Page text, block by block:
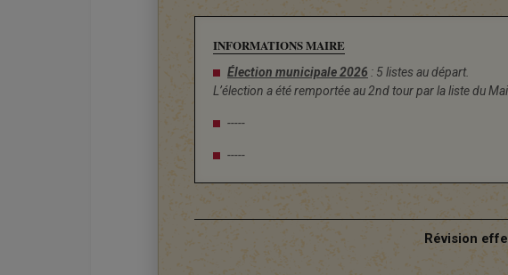
INFORMATIONS MAIRE
Élection municipale 2026 : 5 listes au départ.
L’élection a été remportée au 2nd tour par la liste du
-----
-----
Révision